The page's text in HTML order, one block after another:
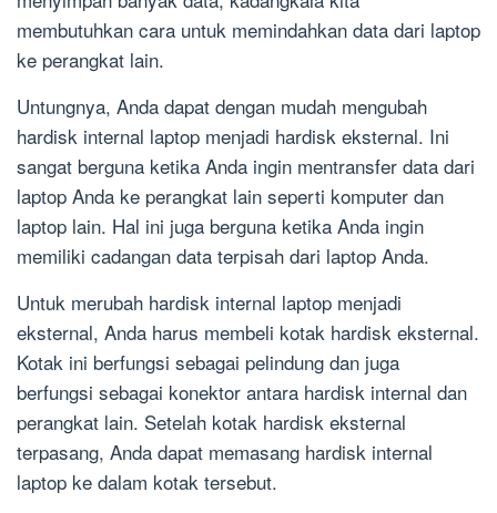
membutuhkan cara untuk memindahkan data dari laptop
ke perangkat lain.
Untungnya, Anda dapat dengan mudah mengubah
hardisk internal laptop menjadi hardisk eksternal. Ini
sangat berguna ketika Anda ingin mentransfer data dari
laptop Anda ke perangkat lain seperti komputer dan
laptop lain. Hal ini juga berguna ketika Anda ingin
memiliki cadangan data terpisah dari laptop Anda.
Untuk merubah hardisk internal laptop menjadi
eksternal, Anda harus membeli kotak hardisk eksternal.
Kotak ini berfungsi sebagai pelindung dan juga
berfungsi sebagai konektor antara hardisk internal dan
perangkat lain. Setelah kotak hardisk eksternal
terpasang, Anda dapat memasang hardisk internal
laptop ke dalam kotak tersebut.